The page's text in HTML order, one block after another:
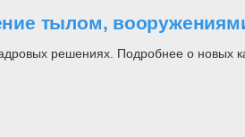
тылом,
решениях. Подробнее о новых